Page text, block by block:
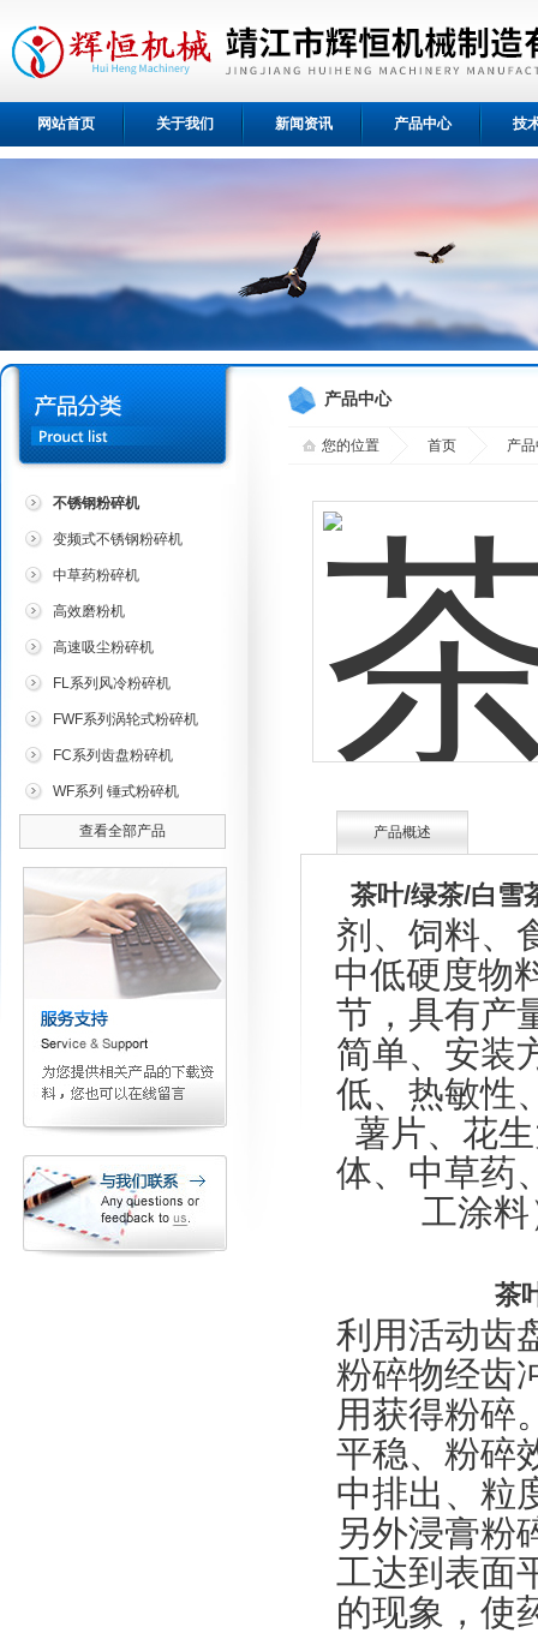
网站首页 关于我们 新闻资讯 产品中心 技
不锈钢粉碎机
变频式不锈钢粉碎机
中草药粉碎机
高效磨粉机
高速吸尘粉碎机
FL系列风冷粉碎机
FWF系列涡轮式粉碎机
FC系列齿盘粉碎机
WF系列 锤式粉碎机
查看全部产品
产品中心
您的位置 首页 产
产品概述
茶叶/绿茶/白雪
剂、饲料、
中低硬度物
节，具有产
简单、安装
低、热敏性
薯片、花
体、中草药
工涂
茶
利用活动齿
粉碎物经齿
用获得粉碎
平稳、粉碎
中排出、粒
另外浸膏粉
工达到表面
的现象，使